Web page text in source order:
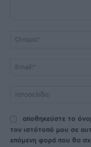
αποθηκεύστε το
τον ιστότοπό μου σε
επόμενη φορά που θα